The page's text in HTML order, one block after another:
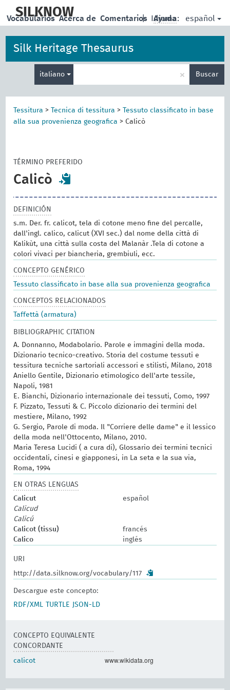
main
SILKNOW | Idioma: español
Vocabularios Acerca de Comentarios Ayuda
Silk Heritage Thesaurus
italiano × Buscar
Tessitura > Tecnica di tessitura >
Tessuto classificato in base
alla sua provenienza geografica > Calicò
TÉRMINO PREFERIDO
Calicò
DEFINICIÓN
s.m. Der. fr. calicot, tela di cotone meno fine del percalle,
dall'ingl. calico, calicut (XVI sec.) dal nome della città di
Kalikùt, una città sulla costa del Malanàr .Tela di cotone a
colori vivaci per biancheria, grembiuli, ecc.
CONCEPTO GENÉRICO
Tessuto classificato in base alla sua provenienza geografica
CONCEPTOS RELACIONADOS
Taffettà (armatura)
BIBLIOGRAPHIC CITATION
A. Donnanno, Modabolario. Parole e immagini della moda.
Dizionario tecnico-creativo. Storia del costume tessuti e
tessitura tecniche sartoriali accessori e stilisti, Milano, 2018
Aniello Gentile, Dizionario etimologico dell'arte tessile,
Napoli, 1981
E. Bianchi, Dizionario internazionale dei tessuti, Como, 1997
F. Pizzato, Tessuti & C. Piccolo dizionario dei termini del
mestiere, Milano, 1992
G. Sergio, Parole di moda. Il "Corriere delle dame" e il lessico
della moda nell'Ottocento, Milano, 2010.
Maria Teresa Lucidi ( a cura di), Glossario dei termini tecnici
occidentali, cinesi e giapponesi, in La seta e la sua via,
Roma, 1994
EN OTRAS LENGUAS
Calicut
español
Calicud
Calicú
Calicot (tissu)
francés
Calico
inglés
URI
http://data.silknow.org/vocabulary/117
Descargue este concepto:
RDF/XML
TURTLE JSON-LD
CONCEPTO EQUIVALENTE
CONCORDANTE
calicot www.wikidata.org